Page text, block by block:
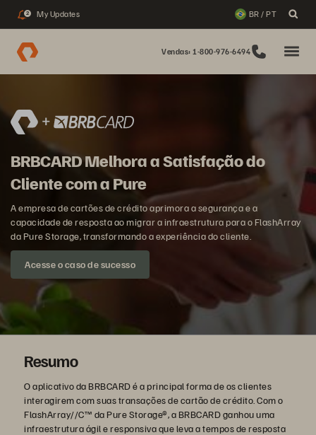
2 My Updates BR / PT
Vendas: 1-800-976-6494
BRBCARD Melhora a Satisfação do
Cliente com a Pure
A empresa de cartões de crédito aprimora a segurança e a
capacidade de resposta ao migrar a infraestrutura para o FlashArray
da Pure Storage, transformando a experiência do cliente.
Acesse o caso de sucesso
Resumo
O aplicativo da BRBCARD é a principal forma de os clientes
interagirem com suas transações de cartão de crédito. Com o
FlashArray//C™ da Pure Storage®, a BRBCARD ganhou uma
infraestrutura ágil e responsiva que leva a tempos de resposta